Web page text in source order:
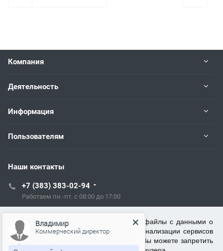
Компания
Деятельность
Информация
Пользователям
Наши контакты
+7 (383) 383-02-94
Работаем пн.-пт. с 08:00 до 17:00
tech@kip.su
Новосибирск, Немировича-Данченко, 128/1
ООО ТСЦ "Рэлсиб" использует cookie (файлы с данными о
прошлых посещениях сайта) для персонализации сервисов
и повышения удобства пользователей. Вы можете запретить
Владимир
Коммерческий директор